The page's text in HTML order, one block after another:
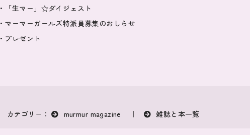
・「生マー」☆ダイジェスト
・マーマーガールズ特派員募集のおしらせ
・プレゼント
カテゴリー： murmur magazine ｜ 雑誌と本一覧